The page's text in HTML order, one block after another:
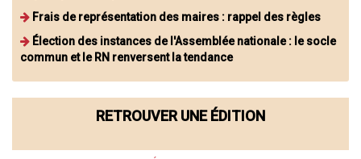
Frais de représentation des maires : rappel des règles
Élection des instances de l'Assemblée nationale : le socle
commun et le RN renversent la tendance
RETROUVER UNE ÉDITION